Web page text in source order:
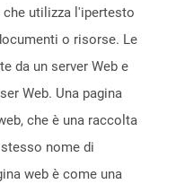
utilizza l'ipertesto
o risorse. Le
da un server Web e
Web. Una pagina
che è una raccolta
nome di
web è come una